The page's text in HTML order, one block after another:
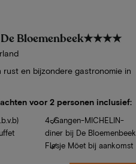
Bloemenbeek★★★★
en bijzondere gastronomie in
voor 2 personen inclusief:
4-Gangen-MICHELIN-
diner bij De Bloemenbeek
Flesje Möet bij aankomst